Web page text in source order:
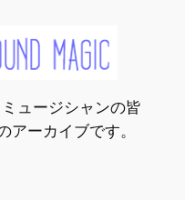
ュージシャンの皆
アーカイブです。